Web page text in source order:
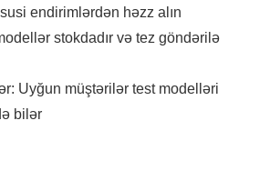
endirimlərdən həzz alın
stokdadır və tez göndərilə
Uyğun müştərilər test modelləri
bilər